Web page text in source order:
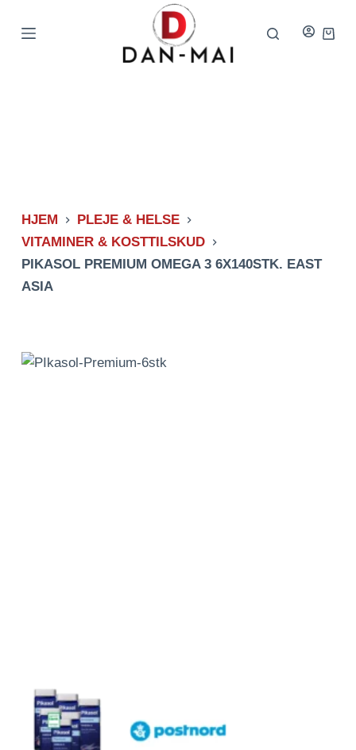
HJEM
PLEJE & HELSE
VITAMINER & KOSTTILSKUD
PIKASOL PREMIUM OMEGA 3 6X140STK. EAST
ASIA